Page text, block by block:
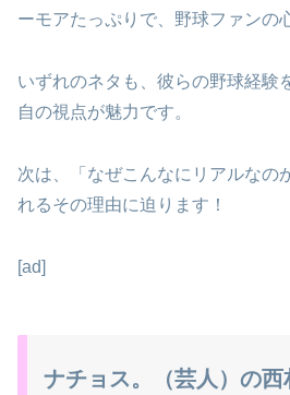
ーモアたっぷりで、野球ファンの
いずれのネタも、彼らの野球経験
自の視点が魅力です。
次は、「なぜこんなにリアルなの
れるその理由に迫ります！
[ad]
ナチョス。（芸人）の